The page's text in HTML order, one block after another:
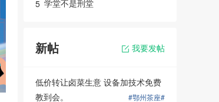
5 学堂不是刑堂
新帖 我要发帖
低价转让卤菜生意 设备加技术免费
教到会。
#鄂州茶座#